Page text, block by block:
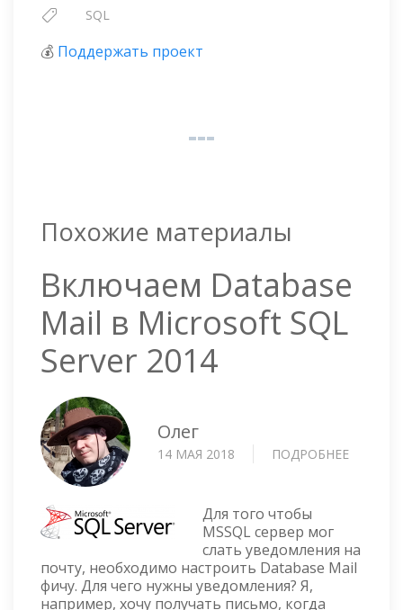
SQL
💰 Поддержать проект
Похожие материалы
Включаем Database
Mail в Microsoft SQL
Server 2014
Олег
14 МАЯ 2018 ПОДРОБНЕЕ
SQL
Для того чтобы
MSSQL сервер мог
слать уведомления на
почту, необходимо настроить Database Mail
фичу. Для чего нужны уведомления? Я,
например, хочу получать письмо, когда